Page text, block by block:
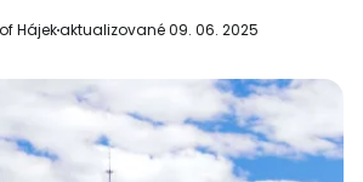
Hájekaktualizované 09. 06. 2025
na Facebooku